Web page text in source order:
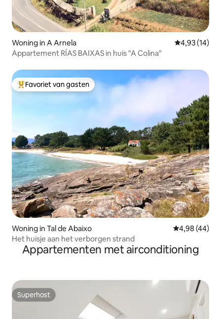
Woning in A Arnela Gemiddelde
4,93 (14)
Appartement RÍAS BAIXAS in huis "A Colina"
Topfavoriet van gasten
Favoriet van gasten
Woning in Tal de Abaixo Gemiddelde
4,98 (44)
Het huisje aan het verborgen strand
Appartementen met airconditioning
Superhost
Superhost